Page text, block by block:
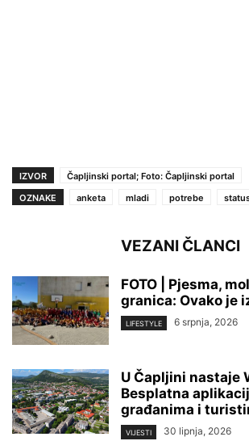
IZVOR
Čapljinski portal; Foto: Čapljinski portal
OZNAKE
anketa mladi potrebe
VEZANI ČLANCI
FOTO | Pjesma,
granica: Ovako je
LIFESTYLE 6 srpnja, 2026
U Čapljini nastaje
Besplatna
građanima i
VIJESTI 30 lipnja, 2026